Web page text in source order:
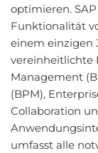
optimieren.
Funktionalität
einem einzigen
vereinheitlichte
Management
(BPM),
Collaboration
umfasst alle